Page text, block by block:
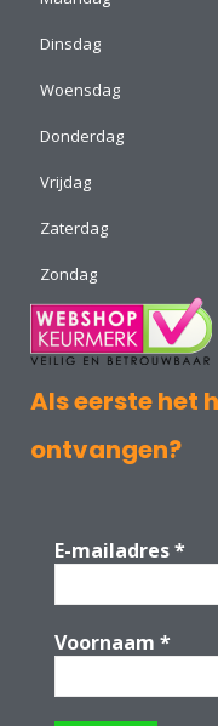
Dinsdag
Woensdag
Donderdag
Vrijdag
Zaterdag
Zondag
Als eerste het
ontvangen?
E-mailadres*
Voornaam *